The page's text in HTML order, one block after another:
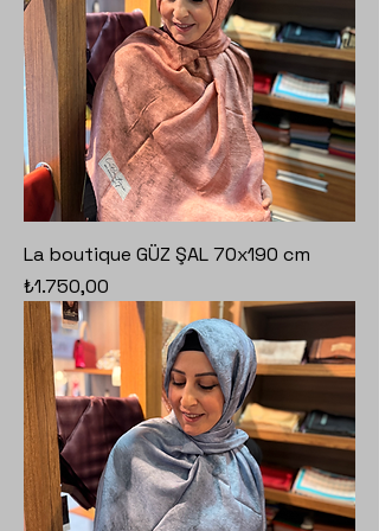
La boutique GÜZ ŞAL 70x190 cm
Fiyat
₺1.750,00